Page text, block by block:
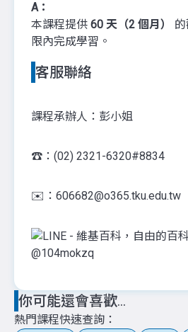
A：
本課程提供 60 天（2 個月）
限內完成學習。
客服聯絡
課程承辦人：彭小姐
☎️：(02) 2321-6320#8834
✉️：606682@o365.tku.edu.tw
@104mokzq
你可能還會喜歡...
熱門課程快速查詢